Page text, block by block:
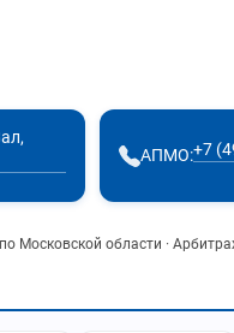
АПМО:+7
Московской области ·